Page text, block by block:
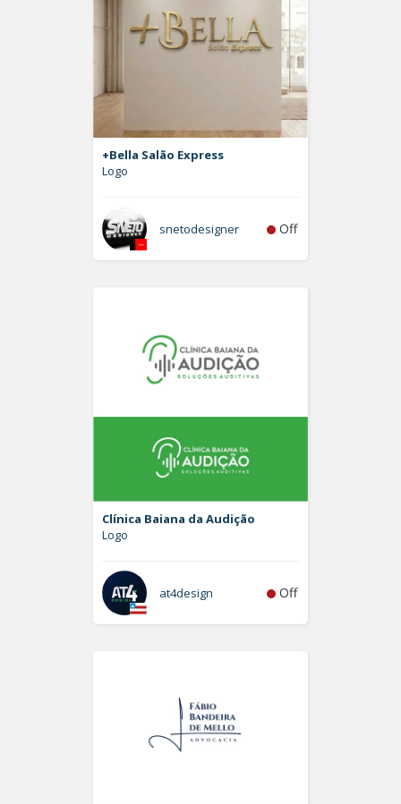
+Bella Salão Express
Logo
snetodesigner Off
Clínica Baiana da Audição
Logo
at4design Off